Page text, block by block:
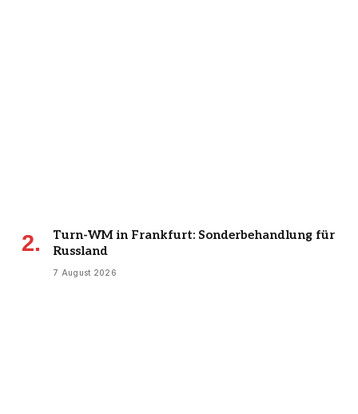
Turn-WM in Frankfurt: Sonderbehandlung für
Russland
7 August 2026